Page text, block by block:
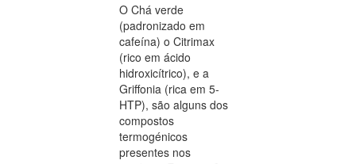
O Chá verde
(padronizado em
cafeína) o Citrimax
(rico em ácido
hidroxicítrico), e a
Griffonia (rica em 5-
HTP), são alguns dos
compostos
termogénicos
presentes nos